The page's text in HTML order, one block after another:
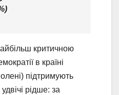
критичною
в країні
підтримують
рідше: за